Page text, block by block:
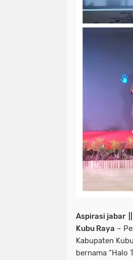
Aspirasi jabar
Kubu Raya –
Kabupaten
bernama “Halo